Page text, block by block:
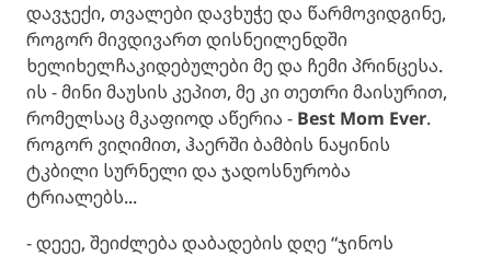
დავჯექი, თვალები დავხუჭე და წარმოვიდგინე,
როგორ მივდივართ დისნეილენდში
ხელიხელჩაკიდებულები მე და ჩემი პრინცესა.
ის - მინი მაუსის კეპით, მე კი თეთრი მაისურით,
რომელსაც მკაფიოდ აწერია - Best Mom Ever.
როგორ ვიღიმით, ჰაერში ბამბის ნაყინის
ტკბილი სურნელი და ჯადოსნურობა
ტრიალებს...
- დეეე, შეიძლება დაბადების დღე “ჯინოს